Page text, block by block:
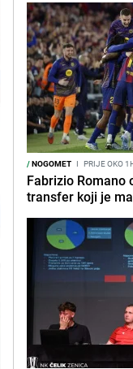
/NOGOMET I PRIJE OKO
Fabrizio Romano
transfer koji je